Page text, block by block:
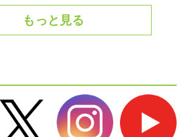
もっと見る